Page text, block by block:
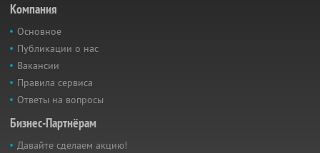
Компания
Основное
Публикации о нас
Вакансии
Правила сервиса
Ответы на вопросы
Бизнес-Партнёрам
Давайте сделаем акцию!